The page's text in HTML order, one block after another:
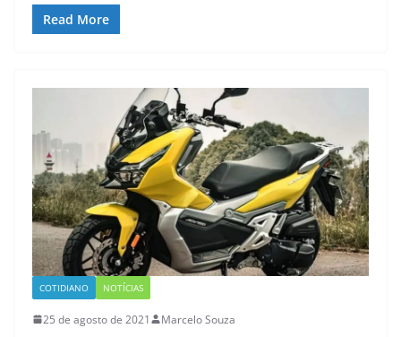
Read More
COTIDIANO NOTÍCIAS
25 de agosto de 2021 Marcelo Souza